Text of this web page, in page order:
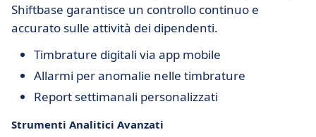
Shiftbase garantisce un controllo continuo e
accurato sulle attività dei dipendenti.
Timbrature digitali via app mobile
Allarmi per anomalie nelle timbrature
Report settimanali personalizzati
Strumenti Analitici Avanzati